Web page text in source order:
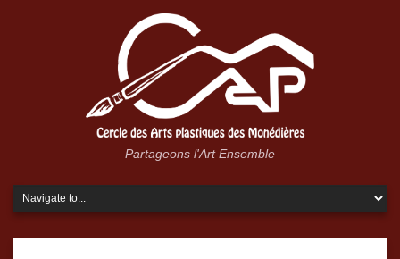
Partageons l'Art Ensemble